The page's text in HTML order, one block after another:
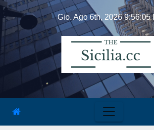
Skip
content
Gio. Ago 6th, 20269:56:06